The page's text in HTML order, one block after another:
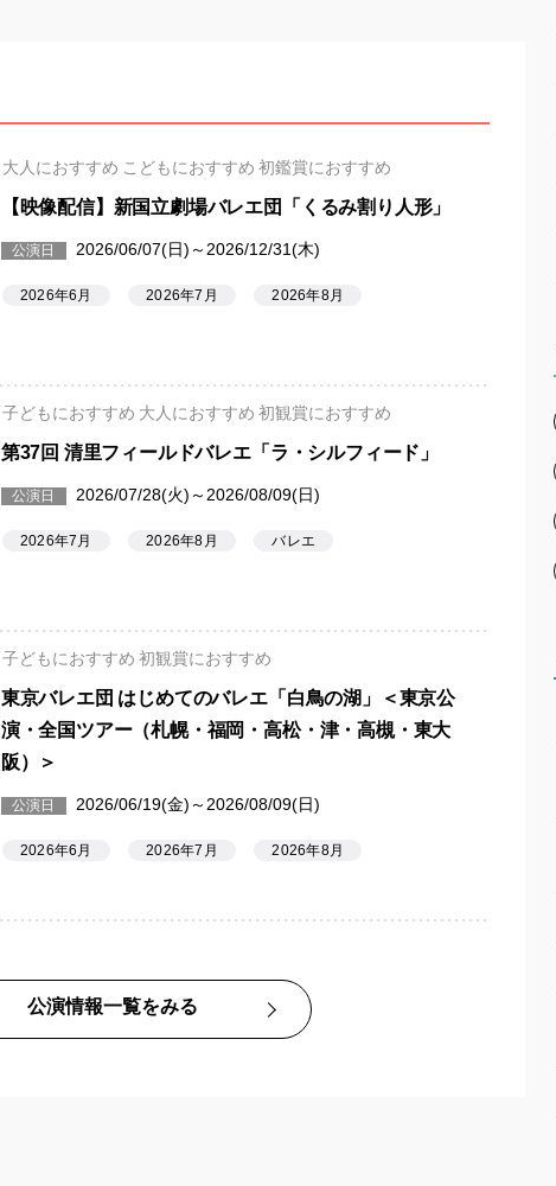
大人におすすめ こどもにおすすめ 初鑑賞におすすめ
【映像配信】新国立劇場バレエ団「くるみ割り人形」
公演日 2026/06/07(日)～2026/12/31(木)
2026年6月 2026年7月 2026年8月
子どもにおすすめ 大人におすすめ 初観賞におすすめ
第37回 清里フィールドバレエ「ラ・シルフィード」
公演日 2026/07/28(火)～2026/08/09(日)
2026年7月 2026年8月 バレエ
子どもにおすすめ 初観賞におすすめ
東京バレエ団 はじめてのバレエ「白鳥の湖」＜東京公
演・全国ツアー（札幌・福岡・高松・津・高槻・東大
阪）＞
公演日 2026/06/19(金)～2026/08/09(日)
2026年6月 2026年7月 2026年8月
公演情報一覧をみる